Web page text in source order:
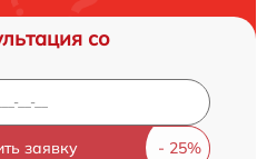
со
заявку